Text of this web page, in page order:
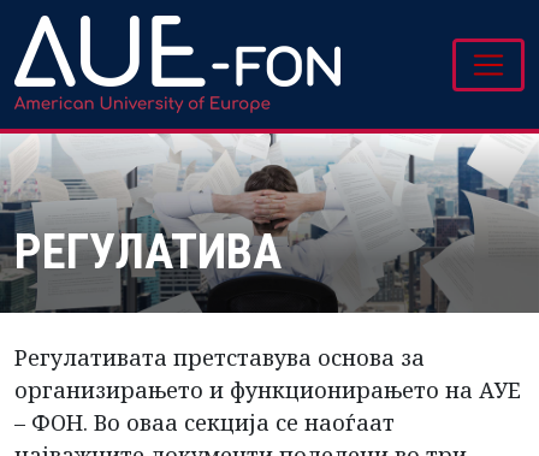
РЕГУЛАТИВА
Регулативата претставува основа за
организирањето и функционирањето на АУЕ
– ФОН. Во оваа секција се наоѓаат